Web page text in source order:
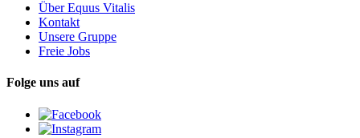
Über Equus Vitalis
Kontakt
Unsere Gruppe
Freie Jobs
Folge uns auf